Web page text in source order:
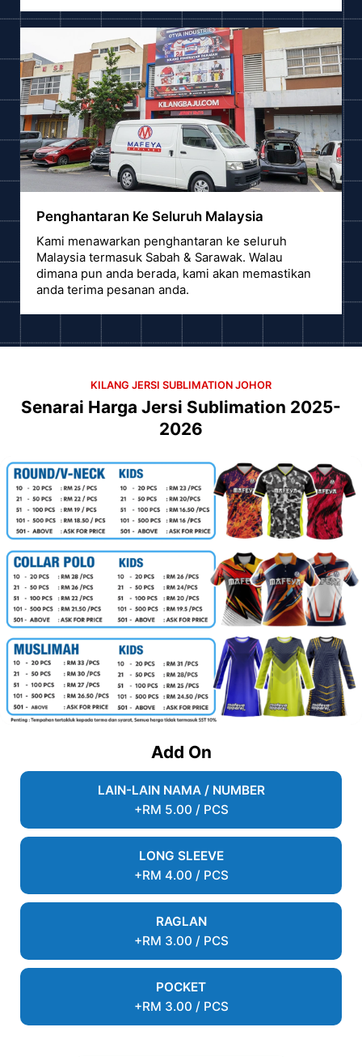
Penghantaran Ke Seluruh Malaysia
Kami menawarkan penghantaran ke seluruh
Malaysia termasuk Sabah & Sarawak. Walau
dimana pun anda berada, kami akan memastikan
anda terima pesanan anda.
KILANG JERSI SUBLIMATION JOHOR
Senarai Harga Jersi Sublimation 2025-
2026
Add On
LAIN-LAIN NAMA / NUMBER
+RM 5.00 / PCS
LONG SLEEVE
+RM 4.00 / PCS
RAGLAN
+RM 3.00 / PCS
POCKET
+RM 3.00 / PCS